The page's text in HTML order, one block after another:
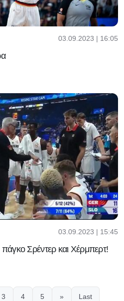
03.09.2023 | 16:05
03.09.2023 | 15:45
Σρέντερ και Χέρμπερτ!
3 4 5 » Last